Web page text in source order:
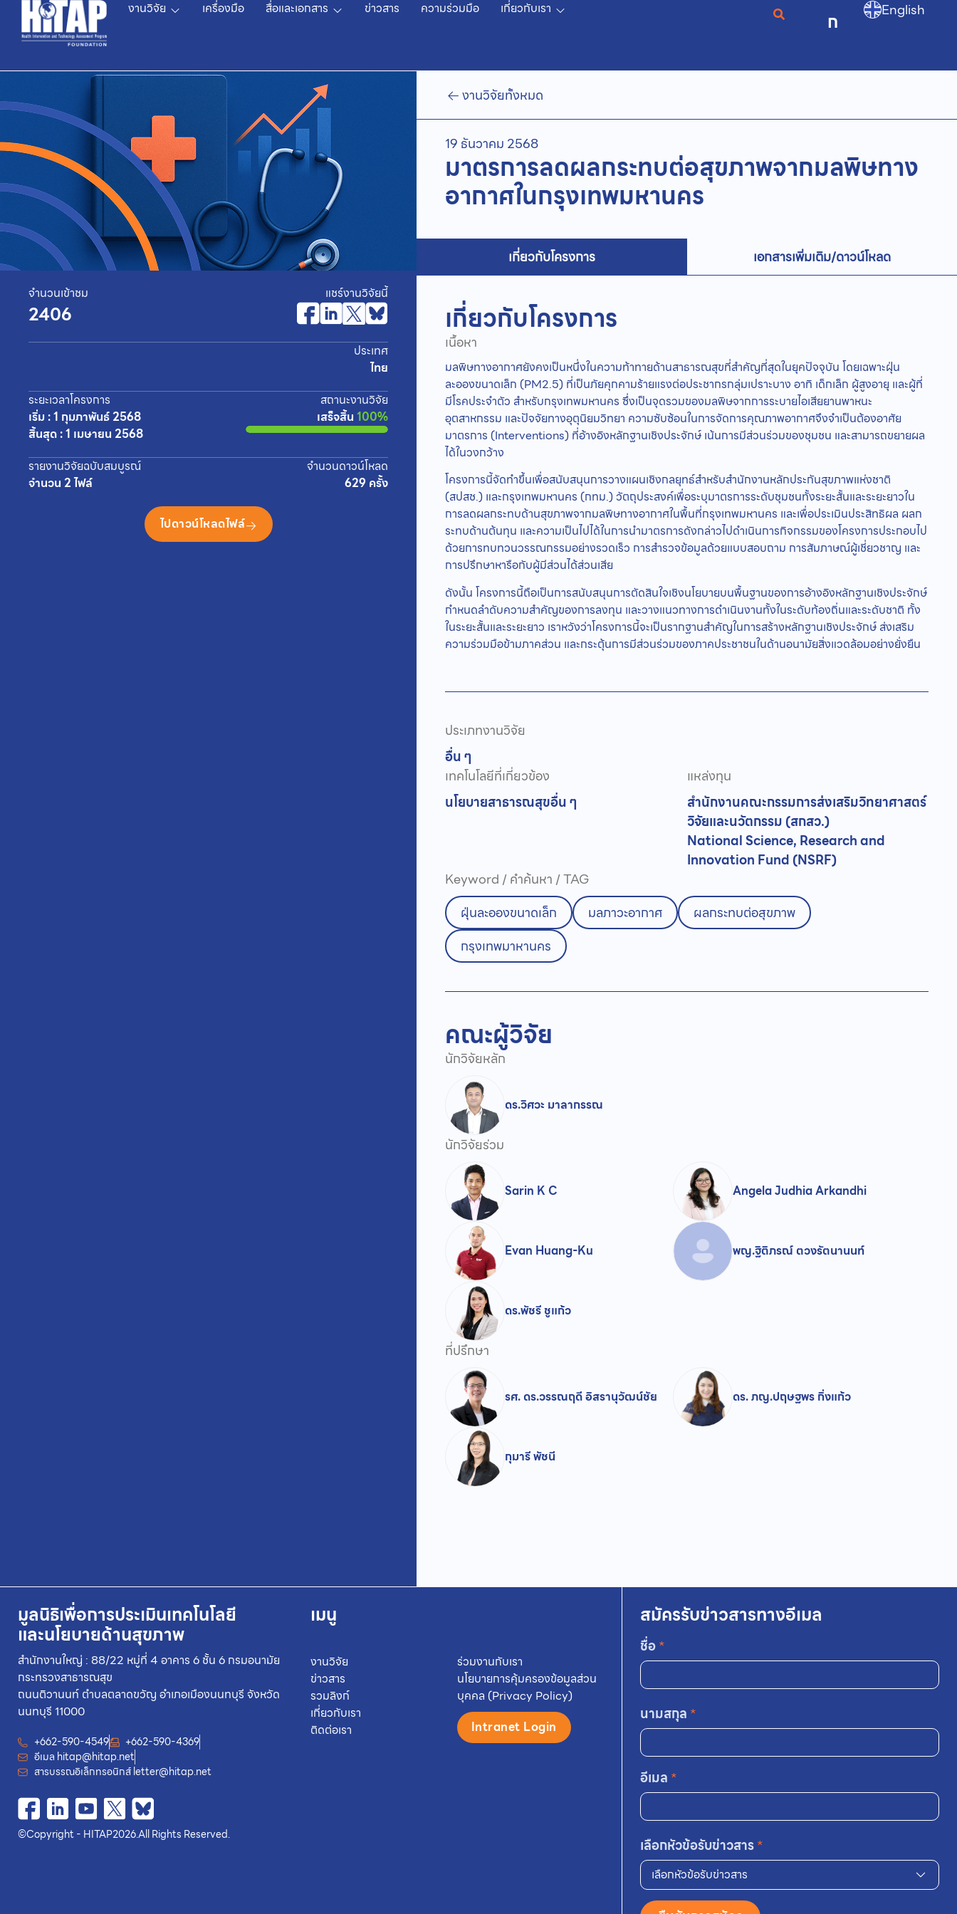
งานวิจัย เครื่องมือ สื่อและเอกสาร ข่าวสาร ความร่วมมือ เกี่ยวกับเรา
ก English
จำนวนเข้าชม
2406
แชร์งานวิจัยนี้
ประเทศ
ไทย
ระยะเวลาโครงการ
เริ่ม : 1 กุมภาพันธ์ 2568
สิ้นสุด : 1 เมษายน 2568
สถานะงานวิจัย
เสร็จสิ้น 100%
รายงานวิจัยฉบับสมบูรณ์
จำนวน 2 ไฟล์
จำนวนดาวน์โหลด
629 ครั้ง
ไปดาวน์โหลดไฟล์
งานวิจัยทั้งหมด
19 ธันวาคม 2568
มาตรการลดผลกระทบต่อสุขภาพจากมลพิษทาง
อากาศในกรุงเทพมหานคร
เกี่ยวกับโครงการ เอกสารเพิ่มเติม/ดาวน์โหลด
เกี่ยวกับโครงการ
เนื้อหา
มลพิษทางอากาศยังคงเป็นหนึ่งในความท้าทายด้านสาธารณสุขที่สำคัญที่สุดในยุคปัจจุบัน โดยเฉพาะฝุ่น
ละอองขนาดเล็ก (PM2.5) ที่เป็นภัยคุกคามร้ายแรงต่อประชากรกลุ่มเปราะบาง อาทิ เด็กเล็ก ผู้สูงอายุ และผู้ที่
มีโรคประจำตัว สำหรับกรุงเทพมหานคร ซึ่งเป็นจุดรวมของมลพิษจากการระบายไอเสียยานพาหนะ
อุตสาหกรรม และปัจจัยทางอุตุนิยมวิทยา ความซับซ้อนในการจัดการคุณภาพอากาศจึงจำเป็นต้องอาศัย
มาตรการ (Interventions) ที่อ้างอิงหลักฐานเชิงประจักษ์ เน้นการมีส่วนร่วมของชุมชน และสามารถขยายผล
ได้ในวงกว้าง
โครงการนี้จัดทำขึ้นเพื่อสนับสนุนการวางแผนเชิงกลยุทธ์สำหรับสำนักงานหลักประกันสุขภาพแห่งชาติ
(สปสช.) และกรุงเทพมหานคร (กทม.) วัตถุประสงค์เพื่อระบุมาตรการระดับชุมชนทั้งระยะสั้นและระยะยาวใน
การลดผลกระทบด้านสุขภาพจากมลพิษทางอากาศในพื้นที่กรุงเทพมหานคร และเพื่อประเมินประสิทธิผล ผลก
ระทบด้านต้นทุน และความเป็นไปได้ในการนำมาตรการดังกล่าวไปดำเนินการกิจกรรมของโครงการประกอบไป
ด้วยการทบทวนวรรณกรรมอย่างรวดเร็ว การสำรวจข้อมูลด้วยแบบสอบถาม การสัมภาษณ์ผู้เชี่ยวชาญ และ
การปรึกษาหารือกับผู้มีส่วนได้ส่วนเสีย
ดังนั้น โครงการนี้ถือเป็นการสนับสนุนการตัดสินใจเชิงนโยบายบนพื้นฐานของการอ้างอิงหลักฐานเชิงประจักษ์
กำหนดลำดับความสำคัญของการลงทุน และวางแนวทางการดำเนินงานทั้งในระดับท้องถิ่นและระดับชาติ ทั้ง
ในระยะสั้นและระยะยาว เราหวังว่าโครงการนี้จะเป็นรากฐานสำคัญในการสร้างหลักฐานเชิงประจักษ์ ส่งเสริม
ความร่วมมือข้ามภาคส่วน และกระตุ้นการมีส่วนร่วมของภาคประชาชนในด้านอนามัยสิ่งแวดล้อมอย่างยั่งยืน
ประเภทงานวิจัย
อื่น ๆ
เทคโนโลยีที่เกี่ยวข้อง
นโยบายสาธารณสุขอื่น ๆ
แหล่งทุน
สำนักงานคณะกรรมการส่งเสริมวิทยาศาสตร์
วิจัยและนวัตกรรม (สกสว.)
National Science, Research and
Innovation Fund (NSRF)
Keyword / คำค้นหา / TAG
ฝุ่นละอองขนาดเล็ก
มลภาวะอากาศ
ผลกระทบต่อสุขภาพ
กรุงเทพมาหานคร
คณะผู้วิจัย
นักวิจัยหลัก
ดร.วิศวะ มาลากรรณ
นักวิจัยร่วม
Sarin K C Angela Judhia Arkandhi
Evan Huang-Ku พญ.ฐิติภรณ์ ตวงรัตนานนท์
ดร.พัชรี ชูแก้ว
ที่ปรึกษา
รศ. ดร.วรรณฤดี อิสรานุวัฒน์ชัย ดร. ภญ.ปฤษฐพร กิ่งแก้ว
กุมารี พัชนี
มูลนิธิเพื่อการประเมินเทคโนโลยี
และนโยบายด้านสุขภาพ
สำนักงานใหญ่ : 88/22 หมู่ที่ 4 อาคาร 6 ชั้น 6 กรมอนามัย
กระทรวงสาธารณสุข
ถนนติวานนท์ ตำบลตลาดขวัญ อำเภอเมืองนนทบุรี จังหวัด
นนทบุรี 11000
+662-590-4549
+662-590-4369
อีเมล hitap@hitap.net
สารบรรณอิเล็กทรอนิกส์letter@hitap.net
©Copyright - HITAP2026.All Rights Reserved.
เมนู
งานวิจัย
ข่าวสาร
รวมลิงก์
เกี่ยวกับเรา
ติดต่อเรา
ร่วมงานกับเรา
นโยบายการคุ้มครองข้อมูลส่วน
บุคคล (Privacy Policy)
Intranet Login
สมัครรับข่าวสารทางอีเมล
ชื่อ*
นามสกุล *
อีเมล *
เลือกหัวข้อรับข่าวสาร*
เลือกหัวข้อรับข่าวสาร